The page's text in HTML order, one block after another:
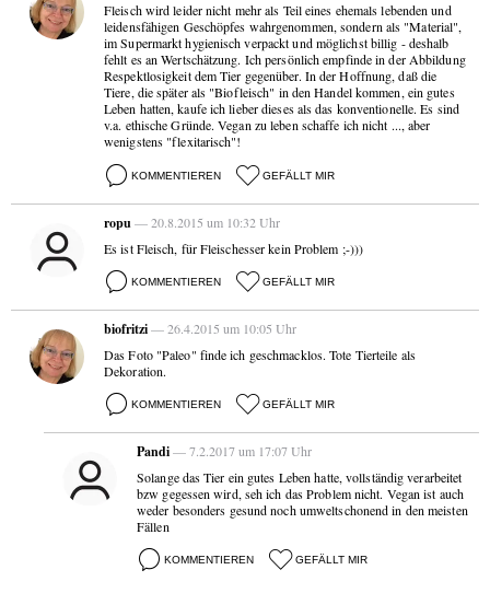
Fleisch wird leider nicht mehr als Teil eines ehemals lebenden und
leidensfähigen Geschöpfes wahrgenommen, sondern als "Material",
im Supermarkt hygienisch verpackt und möglichst billig - deshalb
fehlt es an Wertschätzung. Ich persönlich empfinde in der Abbildung
Respektlosigkeit dem Tier gegenüber. In der Hoffnung, daß die
Tiere, die später als "Biofleisch" in den Handel kommen, ein gutes
Leben hatten, kaufe ich lieber dieses als das konventionelle. Es sind
v.a. ethische Gründe. Vegan zu leben schaffe ich nicht ..., aber
wenigstens "flexitarisch"!
KOMMENTIEREN GEFÄLLT MIR
ropu— 20.8.2015 um 10:32 Uhr
Es ist Fleisch, für Fleischesser kein Problem ;-)))
KOMMENTIEREN GEFÄLLT MIR
biofritzi— 26.4.2015 um 10:05 Uhr
Das Foto "Paleo" finde ich geschmacklos. Tote Tierteile als
Dekoration.
KOMMENTIEREN GEFÄLLT MIR
Pandi— 7.2.2017 um 17:07 Uhr
Solange das Tier ein gutes Leben hatte, vollständig verarbeitet
bzw gegessen wird, seh ich das Problem nicht. Vegan ist auch
weder besonders gesund noch umweltschonend in den meisten
Fällen
KOMMENTIEREN GEFÄLLT MIR